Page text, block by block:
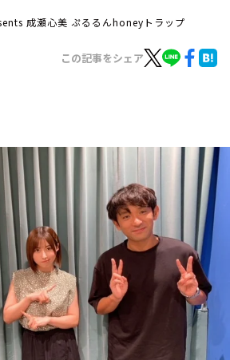
ズ
成瀬心美 ぷるるんhoneyトラップ
この記事をシェア